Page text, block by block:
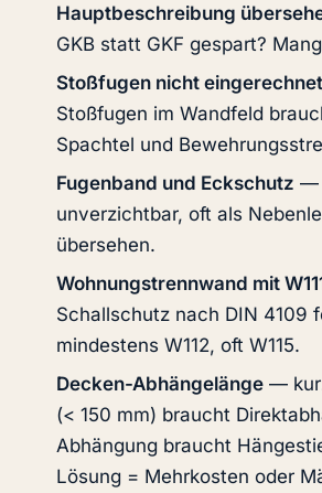
Hauptbeschreibung
GKB statt GKF gespart?
Stoßfugen nicht eingerechnet
Stoßfugen im Wandfeld
Spachtel und
Fugenband und Eckschutz —
unverzichtbar, oft als
übersehen.
Wohnungstrennwand mit
Schallschutz nach DIN 4109
mindestens W112, oft W115.
Decken-Abhängelänge —
(< 150 mm) braucht
Abhängung braucht
Lösung = Mehrkosten oder